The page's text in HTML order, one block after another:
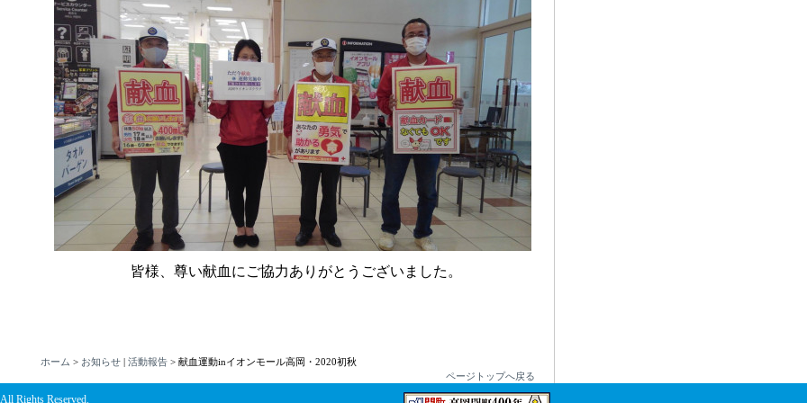
皆様、尊い献血にご協力ありがとうございました。
ホーム > お知らせ |活動報告 >献血運動inイオンモール高岡・2020初秋
ページトップへ戻る
Rights Reserved.